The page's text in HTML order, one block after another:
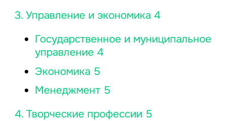
3. Управление и экономика 4
Государственное и муниципальное
управление 4
Экономика 5
Менеджмент 5
4. Творческие профессии 5